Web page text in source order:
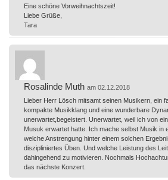
Eine schöne Vorweihnachtszeit!
Liebe Grüße,
Tara
Rosalinde Muth am 02.12.2018
Lieber Herr Lösch mitsamt seinen Musikern, ein
kompakte Musikklang und eine wunderbare
unerwartet,begeistert. Unerwartet, weil ich von
Musuk erwartet hatte. Ich mache selbst Musik in
welche Anstrengung hinter einem solchen
diszipliniertes Üben. Und welche Leistung des
dahingehend zu motivieren. Nochmals
das nächste Konzert.